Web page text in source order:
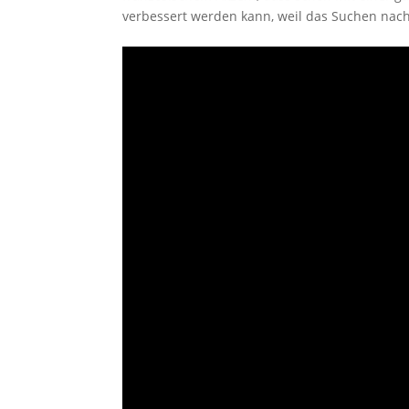
verbessert werden kann, weil das Suchen